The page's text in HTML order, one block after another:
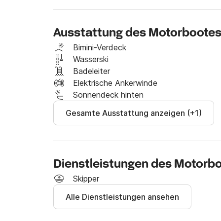
Navigation.
ideal für schnelle Bewegungen und die
sehr einfache Handhabung und eine
Solarium im Bug zum Sonnenbaden und eine
Wasser zu erleichtern.
Ausstattung des Motorbootes
Bimini-Verdeck
Wasserski
Badeleiter
Elektrische Ankerwinde
Sonnendeck hinten
Gesamte Ausstattung anzeigen (+1)
Dienstleistungen des
Skipper
Alle Dienstleistungen ansehen